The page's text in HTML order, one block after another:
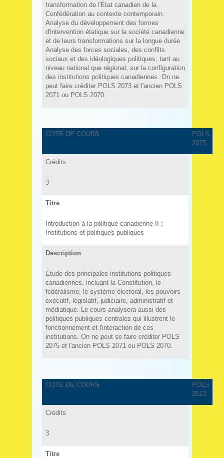
transformation de l'État canadien de la
Confédération au contexte contemporain.
Analyse du développement des formes
d'intervention étatique sur la société canadienne
et de leurs transformations sur la longue durée.
Analyse des forces sociales, des conflits
sociaux et des idéologiques politiques, tant au
niveau national que régional, sur la configuration
des institutions politiques canadiennes. On ne
peut faire créditer POLS 2073 et l'ancien POLS
2071 ou POLS 2070.
COTE DE COURS
POLS
2075
Crédits
3
Titre
Introduction à la politique canadienne II :
Institutions et politiques publiques
Description
Étude des principales institutions politiques
canadiennes, incluant la Constitution, le
fédéralisme, le système électoral, les pouvoirs
exécutif, législatif, judiciaire, administratif et
médiatique. Le cours analysera aussi des
politiques publiques centrales qui illustrent le
fonctionnement et l'interaction de ces
institutions. On ne peut se faire créditer POLS
2075 et l'ancien POLS 2071 ou POLS 2070.
COTE DE COURS
POLS
2513
Crédits
3
Titre